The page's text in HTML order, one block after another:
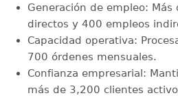
Generación de empleo: Más
directos y 400 empleos
Capacidad operativa:
700 órdenes mensuales.
Confianza empresarial:
más de 3,200 clientes